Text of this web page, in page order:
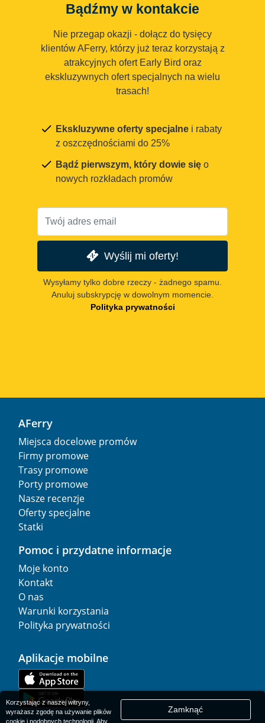
Bądźmy w kontakcie
Nie przegap okazji - dołącz do tysięcy
klientów AFerry, którzy już teraz korzystają z
atrakcyjnych ofert Early Bird oraz
ekskluzywnych ofert specjalnych na wielu
trasach!
Ekskluzywne oferty specjalne i rabaty
z oszczędnościami do 25%
Bądź pierwszym, który dowie się o
nowych rozkładach promów
Wyślij mi oferty!
Wysyłamy tylko dobre rzeczy - żadnego spamu.
Anuluj subskrypcję w dowolnym momencie.
Polityka prywatności
AFerry
Miejsca docelowe promów
Firmy promowe
Trasy promowe
Porty promowe
Nasze recenzje
Oferty specjalne
Statki
Pomoc i przydatne informacje
Moje konto
Kontakt
O nas
Warunki korzystania
Polityka prywatności
Aplikacje mobilne
Korzystając z naszej witryny,
wyrażasz zgodę na używanie plików
cookie i podobnych technologii. Aby
Zamknąć